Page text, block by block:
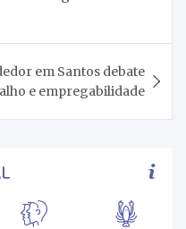
em Santos debate
e empregabilidade